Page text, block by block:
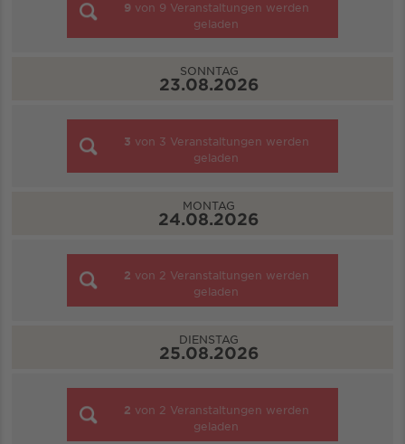
9 von 9 Veranstaltungen werden
geladen
SONNTAG
23.08.2026
3 von 3 Veranstaltungen werden
geladen
MONTAG
24.08.2026
2 von 2 Veranstaltungen werden
geladen
DIENSTAG
25.08.2026
2 von 2 Veranstaltungen werden
geladen